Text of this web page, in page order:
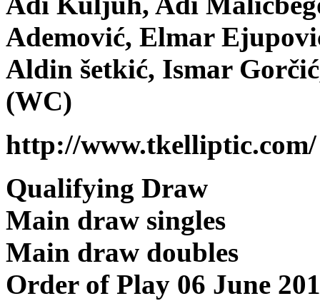
Ademović, Elmar
Aldin šetkić, Ismar
(WC)
http://www.tkelliptic.com/
Qualifying Draw
Main draw singles
Main draw doubles
Order of Play 06 June